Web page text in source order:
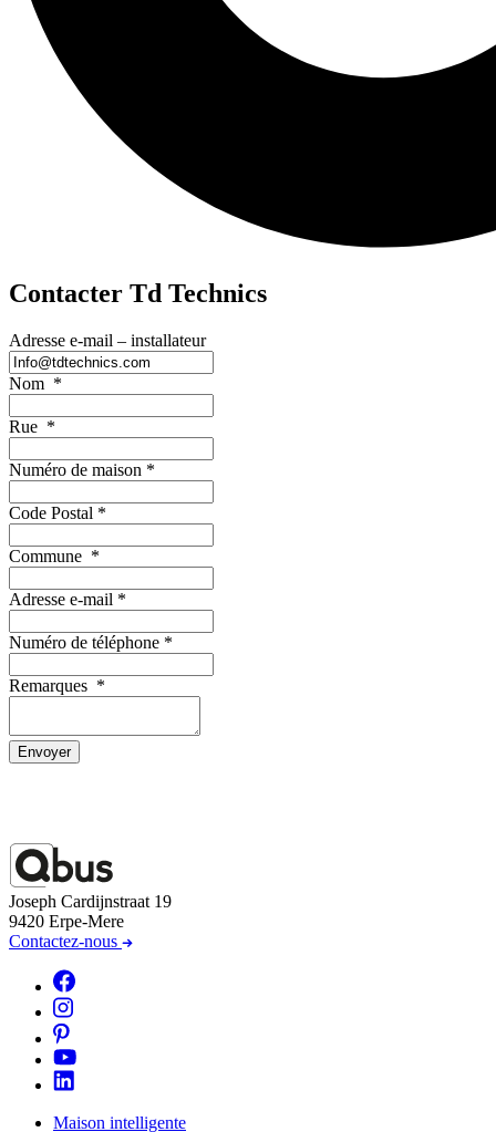
Contacter Td Technics
Adresse e-mail – installateur
Nom *
Rue *
Numéro de maison *
Code Postal *
Commune *
Adresse e-mail *
Numéro de téléphone *
Remarques *
Envoyer
Joseph Cardijnstraat 19
9420 Erpe-Mere
Contactez-nous
Maison intelligente